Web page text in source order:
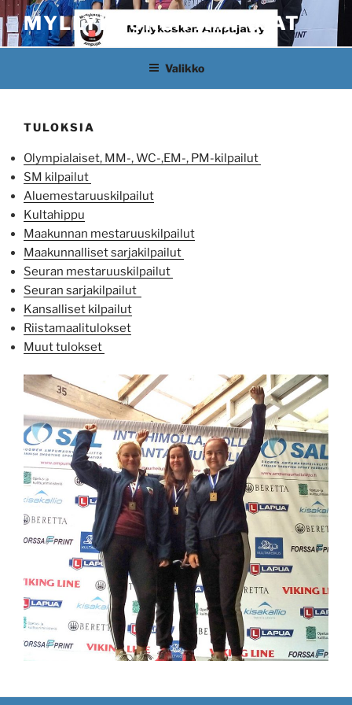
Siirry
sisältöönMYLLYKOSKEN AMPUJAT
Valikko
TULOKSIA
Olympialaiset, MM-, WC-,EM-, PM-kilpailut
SM kilpailut
Aluemestaruuskilpailut
Kultahippu
Maakunnan mestaruuskilpailut
Maakunnalliset sarjakilpailut
Seuran mestaruuskilpailut
Seuran sarjakilpailut
Kansalliset kilpailut
Riistamaalitulokset
Muut tulokset